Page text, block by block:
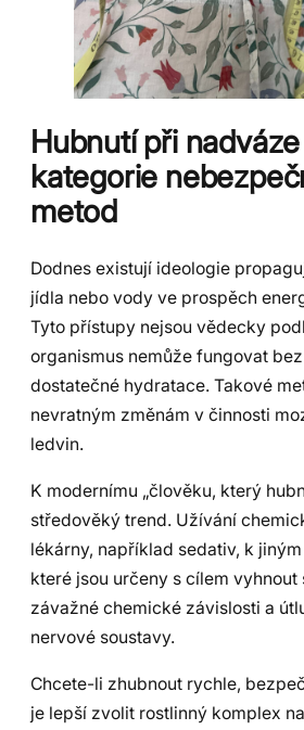
Hubnutí při
kategorie
metod
Dodnes existují ideologie
jídla nebo vody ve prospěch
Tyto přístupy nejsou vědecky
organismus nemůže fungovat
dostatečné hydratace. Takové
nevratným změnám v činnosti
ledvin.
K modernímu „člověku, který
středověký trend. Užívání
lékárny, například sedativ, k
které jsou určeny s cílem
závažné chemické závislosti a
nervové soustavy.
Chcete-li zhubnout rychle,
je lepší zvolit rostlinný komplex